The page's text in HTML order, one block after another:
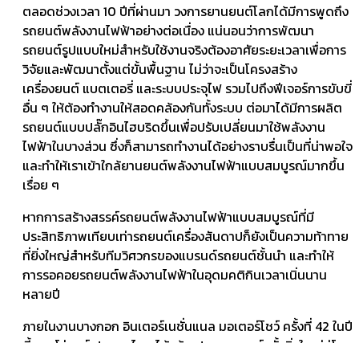
ตลอดช่วงเวลา 10 ปีที่ผ่านมา วงการยานยนต์โลกได้มีการพูดถึง
รถยนต์พลังงานไฟฟ้าอย่างต่อเนื่อง แน่นอนว่าการพัฒนา
รถยนต์รูปแบบใหม่สำหรับใช้งานจริงต้องอาศัยระยะเวลาเพื่อการ
วิจัยและพัฒนาตั้งแต่ขั้นพื้นฐาน ไม่ว่าจะเป็นโครงสร้าง
เครื่องยนต์ แบตเตอรี่ และระบบประจุไฟ รวมไปถึงฟีเจอร์การขับขี่
อื่น ๆ ให้ต้องทำงานให้สอดคล้องกันทั้งระบบ ต่อมาได้มีการผลิต
รถยนต์แบบปลั๊กอินไฮบริดขึ้นเพื่อปรับเปลี่ยนมาใช้พลังงาน
ไฟฟ้าในบางส่วน ซึ่งก็สามารถทำงานได้อย่างราบรื่นเป็นที่น่าพอใจ
และทำให้เราเข้าใกล้ยานยนต์พลังงานไฟฟ้าแบบสมบูรณ์มากขึ้น
เรื่อย ๆ
หากการสร้างสรรค์รถยนต์พลังงานไฟฟ้าแบบสมบูรณ์ที่มี
ประสิทธิภาพเทียบเท่ารถยนต์เครื่องสันดาปก็ยังเป็นความท้าทาย
ที่ยิ่งใหญ่สำหรับทีมวิศวกรของแบรนด์รถยนต์ชั้นนำ และทำให้
การรอคอยรถยนต์พลังงานไฟฟ้าในอุดมคติกินเวลาเนิ่นนาน
หลายปี
ภายในงานบางกอก อินเตอร์เนชั่นแนล มอเตอร์โชว์ ครั้งที่ 42 ในปี